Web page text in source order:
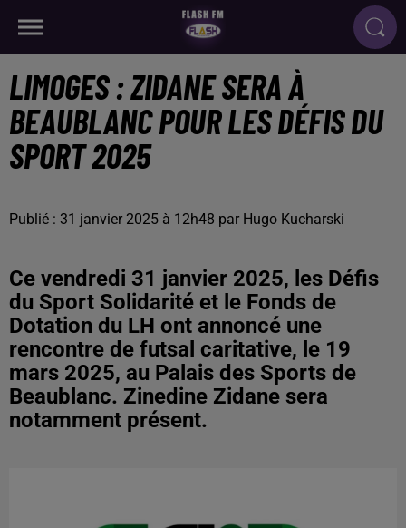
LIMOGES : ZIDANE SERA À
BEAUBLANC POUR LES DÉFIS DU
SPORT 2025
Publié : 31 janvier 2025 à 12h48 par Hugo Kucharski
Ce vendredi 31 janvier 2025, les Défis
du Sport Solidarité et le Fonds de
Dotation du LH ont annoncé une
rencontre de futsal caritative, le 19
mars 2025, au Palais des Sports de
Beaublanc. Zinedine Zidane sera
notamment présent.